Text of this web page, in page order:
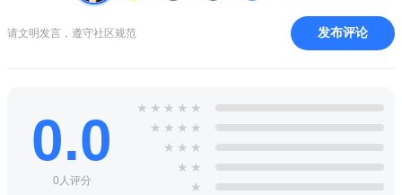
3、虚拟摇杆的操作模式，方向的变化，出拳躲避防御，释放
1、随着关卡解锁，之后的角色武力值极其强大，提升拳击手
的等级；
2、击败对手就能获得经验值和金币的奖励，还有各种技能的
请文明发言，遵守社区规范 发布评论
0.0
0人评分
★ ★ ★ ★ ★
★ ★ ★ ★
★ ★ ★
★ ★
★